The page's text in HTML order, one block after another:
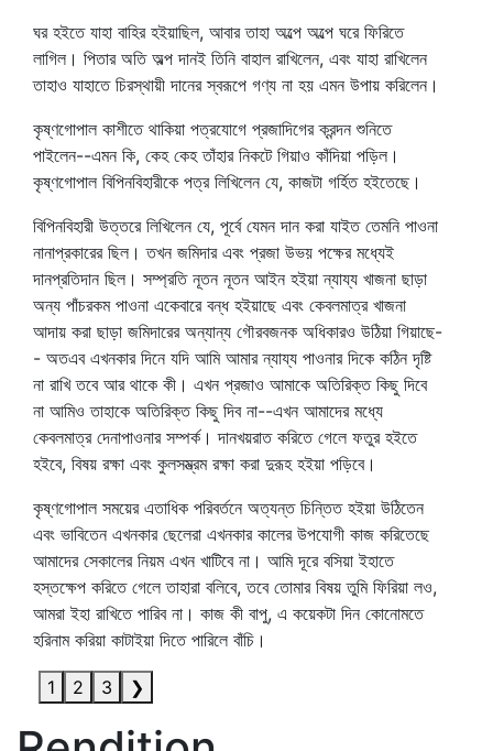
ঘর হইতে যাহা বাহির হইয়াছিল, আবার তাহা অল্পে অল্পে ঘরে ফিরিতে
লাগিল। পিতার অতি অল্প দানই তিনি বাহাল রাখিলেন, এবং যাহা রাখিলেন
তাহাও যাহাতে চিরস্থায়ী দানের স্বরূপে গণ্য না হয় এমন উপায় করিলেন।
কৃষ্ণগোপাল কাশীতে থাকিয়া পত্রযোগে প্রজাদিগের ক্রন্দন শুনিতে
পাইলেন--এমন কি, কেহ কেহ তাঁহার নিকটে গিয়াও কাঁদিয়া পড়িল।
কৃষ্ণগোপাল বিপিনবিহারীকে পত্র লিখিলেন যে, কাজটা গর্হিত হইতেছে।
বিপিনবিহারী উত্তরে লিখিলেন যে, পূর্বে যেমন দান করা যাইত তেমনি পাওনা
নানাপ্রকারের ছিল। তখন জমিদার এবং প্রজা উভয় পক্ষের মধ্যেই
দানপ্রতিদান ছিল। সম্প্রতি নূতন নূতন আইন হইয়া ন্যায্য খাজনা ছাড়া
অন্য পাঁচরকম পাওনা একেবারে বন্ধ হইয়াছে এবং কেবলমাত্র খাজনা
আদায় করা ছাড়া জমিদারের অন্যান্য গৌরবজনক অধিকারও উঠিয়া গিয়াছে-
- অতএব এখনকার দিনে যদি আমি আমার ন্যায্য পাওনার দিকে কঠিন দৃষ্টি
না রাখি তবে আর থাকে কী। এখন প্রজাও আমাকে অতিরিক্ত কিছু দিবে
না আমিও তাহাকে অতিরিক্ত কিছু দিব না--এখন আমাদের মধ্যে
কেবলমাত্র দেনাপাওনার সম্পর্ক। দানখয়রাত করিতে গেলে ফতুর হইতে
হইবে, বিষয় রক্ষা এবং কুলসম্ভ্রম রক্ষা করা দুরূহ হইয়া পড়িবে।
কৃষ্ণগোপাল সময়ের এতাধিক পরিবর্তনে অত্যন্ত চিন্তিত হইয়া উঠিতেন
এবং ভাবিতেন এখনকার ছেলেরা এখনকার কালের উপযোগী কাজ করিতেছে
আমাদের সেকালের নিয়ম এখন খাটিবে না। আমি দূরে বসিয়া ইহাতে
হস্তক্ষেপ করিতে গেলে তাহারা বলিবে, তবে তোমার বিষয় তুমি ফিরিয়া লও,
আমরা ইহা রাখিতে পারিব না। কাজ কী বাপু, এ কয়েকটা দিন কোনোমতে
হরিনাম করিয়া কাটাইয়া দিতে পারিলে বাঁচি।
1 2 3 ❯